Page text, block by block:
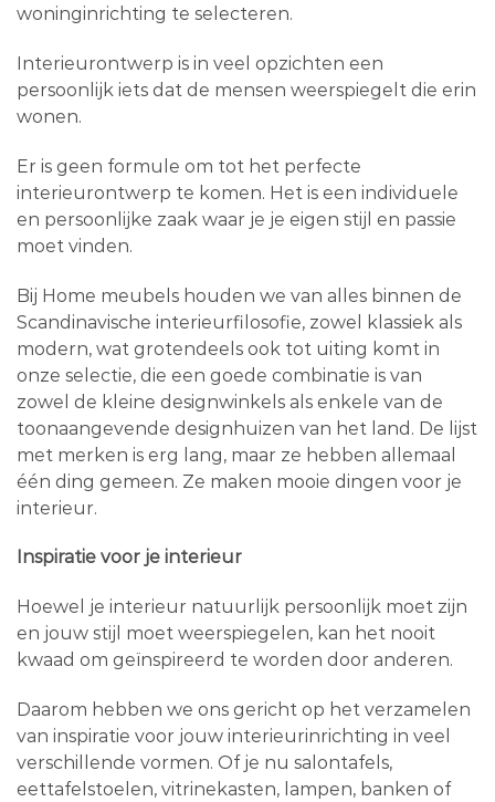
woninginrichting te selecteren.
Interieurontwerp is in veel opzichten een
persoonlijk iets dat de mensen weerspiegelt die erin
wonen.
Er is geen formule om tot het perfecte
interieurontwerp te komen. Het is een individuele
en persoonlijke zaak waar je je eigen stijl en passie
moet vinden.
Bij Home meubels houden we van alles binnen de
Scandinavische interieurfilosofie, zowel klassiek als
modern, wat grotendeels ook tot uiting komt in
onze selectie, die een goede combinatie is van
zowel de kleine designwinkels als enkele van de
toonaangevende designhuizen van het land. De lijst
met merken is erg lang, maar ze hebben allemaal
één ding gemeen. Ze maken mooie dingen voor je
interieur.
Inspiratie voor je interieur
Hoewel je interieur natuurlijk persoonlijk moet zijn
en jouw stijl moet weerspiegelen, kan het nooit
kwaad om geïnspireerd te worden door anderen.
Daarom hebben we ons gericht op het verzamelen
van inspiratie voor jouw interieurinrichting in veel
verschillende vormen. Of je nu salontafels,
eettafelstoelen, vitrinekasten, lampen, banken of